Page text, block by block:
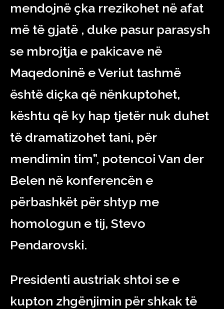
mendojnë çka rrezikohet në afat
më të gjatë , duke pasur parasysh
se mbrojtja e pakicave në
Maqedoninë e Veriut tashmë
është diçka që nënkuptohet,
kështu që ky hap tjetër nuk duhet
të dramatizohet tani, për
mendimin tim”, potencoi Van der
Belen në konferencën e
përbashkët për shtyp me
homologun e tij, Stevo
Pendarovski.
Presidenti austriak shtoi se e
kupton zhgënjimin për shkak të